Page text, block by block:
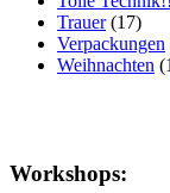
Trauer(17)
Verpackungen
Weihnachten
Workshops: